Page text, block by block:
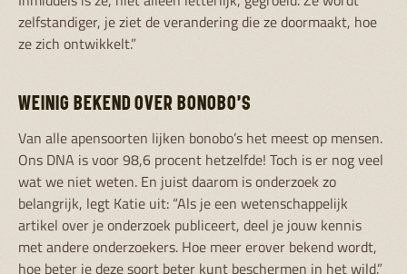
zelfstandiger, je ziet de verandering die ze doormaakt, hoe
ze zich ontwikkelt.”
WEINIG BEKEND OVER BONOBO’S
Van alle apensoorten lijken bonobo’s het meest op mensen.
Ons DNA is voor 98,6 procent hetzelfde! Toch is er nog veel
wat we niet weten. En juist daarom is onderzoek zo
belangrijk, legt Katie uit: “Als je een wetenschappelijk
artikel over je onderzoek publiceert, deel je jouw kennis
met andere onderzoekers. Hoe meer erover bekend wordt,
hoe beter je deze soort beter kunt beschermen in het wild.”